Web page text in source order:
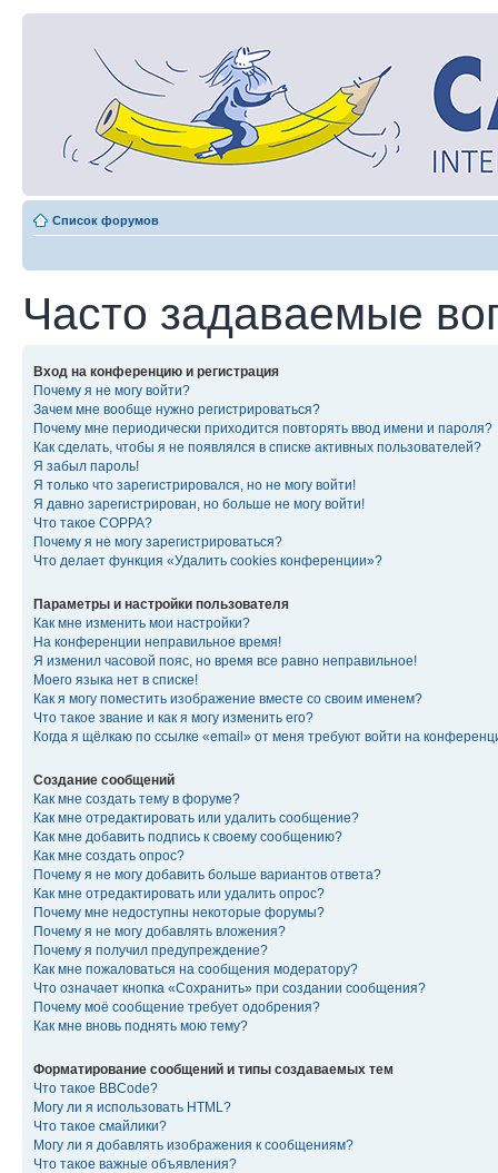
Список форумов
Часто задаваемые
Вход на конференцию и регистрация
Почему я не могу войти?
Зачем мне вообще нужно регистрироваться?
Почему мне периодически приходится повторять ввод имени и пароля?
Как сделать, чтобы я не появлялся в списке активных пользователей?
Я забыл пароль!
Я только что зарегистрировался, но не могу войти!
Я давно зарегистрирован, но больше не могу войти!
Что такое COPPA?
Почему я не могу зарегистрироваться?
Что делает функция «Удалить cookies конференции»?
Параметры и настройки пользователя
Как мне изменить мои настройки?
На конференции неправильное время!
Я изменил часовой пояс, но время все равно неправильное!
Моего языка нет в списке!
Как я могу поместить изображение вместе со своим именем?
Что такое звание и как я могу изменить его?
Когда я щёлкаю по ссылке «email» от меня требуют войти на
Создание сообщений
Как мне создать тему в форуме?
Как мне отредактировать или удалить сообщение?
Как мне добавить подпись к своему сообщению?
Как мне создать опрос?
Почему я не могу добавить больше вариантов ответа?
Как мне отредактировать или удалить опрос?
Почему мне недоступны некоторые форумы?
Почему я не могу добавлять вложения?
Почему я получил предупреждение?
Как мне пожаловаться на сообщения модератору?
Что означает кнопка «Сохранить» при создании сообщения?
Почему моё сообщение требует одобрения?
Как мне вновь поднять мою тему?
Форматирование сообщений и типы создаваемых тем
Что такое BBCode?
Могу ли я использовать HTML?
Что такое смайлики?
Могу ли я добавлять изображения к сообщениям?
Что такое важные объявления?